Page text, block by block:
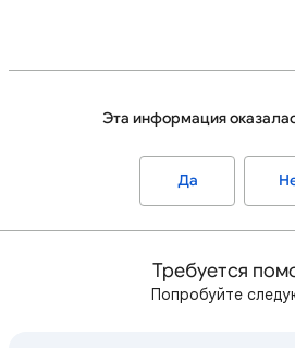
Эта информация
Да
Требуется
Попробуйте